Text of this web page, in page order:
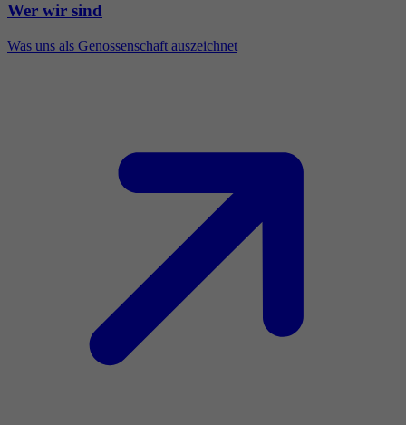
Wer wir sind
Was uns als Genossenschaft auszeichnet